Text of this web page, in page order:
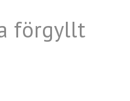
förgyllt